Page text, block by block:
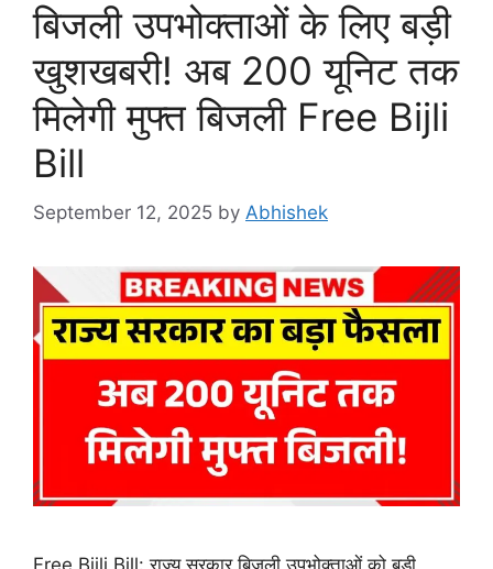
बिजली उपभोक्ताओं के लिए बड़ी
खुशखबरी! अब 200 यूनिट तक
मिलेगी मुफ्त बिजली Free Bijli
Bill
September 12, 2025 by Abhishek